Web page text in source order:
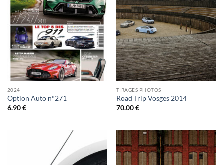
2024
Option Auto n°271
6.90€
TIRAGES PHOTOS
Road Trip Vosges 2014
70.00€